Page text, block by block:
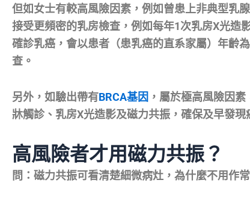
但如女士有較高風險因素，例如曾患上非典型乳
接受更頻密的乳房檢查，例如每年1次乳房X光造
確診乳癌，會以患者（患乳癌的直系家屬）年齡
查。
另外，如驗出帶有BRCA基因 ，屬於極高風險因
牀觸診、乳房X光造影及磁力共振，確保及早發現
高風險者才用磁力共振？
問：磁力共振可看清楚細微病灶，為什麼不用作